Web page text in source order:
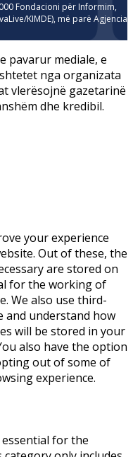
Fondacioni për Informim,
KIMDE), më parë Agjencia
pavarur mediale, e
nga organizata
vlerësojnë gazetarinë
dhe kredibil.
your experience
Out of these, the
are stored on
for the working of
We also use third-
and understand how
will be stored in your
also have the option
out of some of
experience.
for the